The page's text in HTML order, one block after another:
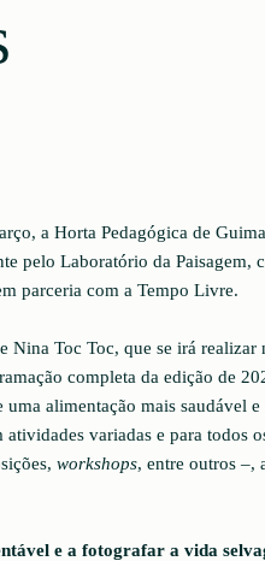
a Horta Pedagógica de
pelo Laboratório da
parceria com a Tempo Livre.
Nina Toc Toc, que se irá realizar
completa da edição de
alimentação mais saudável
variadas e para todos
workshops, entre outros –,
e a fotografar a vida